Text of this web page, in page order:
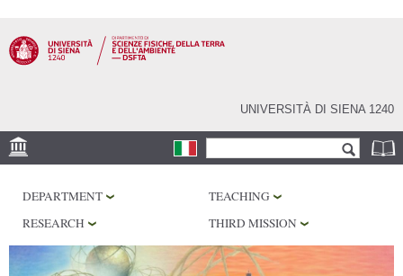
main
content
UNIVERSITÀ DI SIENA 1240
MUSEUMS
OBSERVATORY
DEPARTMENT
TEACHING
RESEARCH
THIRD MISSION